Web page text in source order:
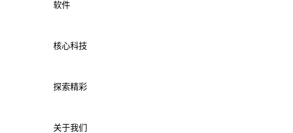
软件
核心科技
探索精彩
关于我们